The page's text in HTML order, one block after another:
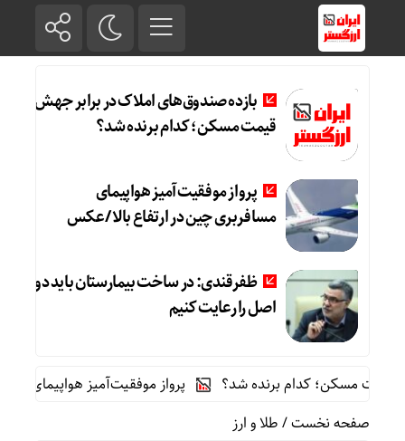
بازده صندوق‌های املاک در برابر جهش
قیمت مسکن؛ کدام برنده شد؟
پرواز موفقیت‌آمیز هواپیمای
مسافربری چین در ارتفاع بالا /عکس
ظفرقندی: در ساخت بیمارستان باید دو
اصل را رعایت کنیم
مسکن؛ کدام برنده شد؟
پرواز موفقیت‌آمیز هواپیمای
صفحه نخست/طلا و ارز